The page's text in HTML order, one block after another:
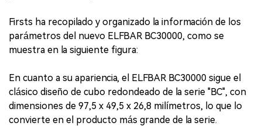
Firsts ha recopilado y organizado la información de los
parámetros del nuevo ELFBAR BC30000, como se
muestra en la siguiente figura:
En cuanto a su apariencia, el ELFBAR BC30000 sigue el
clásico diseño de cubo redondeado de la serie "BC", con
dimensiones de 97,5 x 49,5 x 26,8 milímetros, lo que lo
convierte en el producto más grande de la serie.